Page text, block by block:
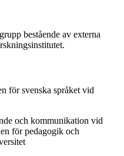
bestående av externa
för svenska språket vid
och kommunikation vid
för pedagogik och